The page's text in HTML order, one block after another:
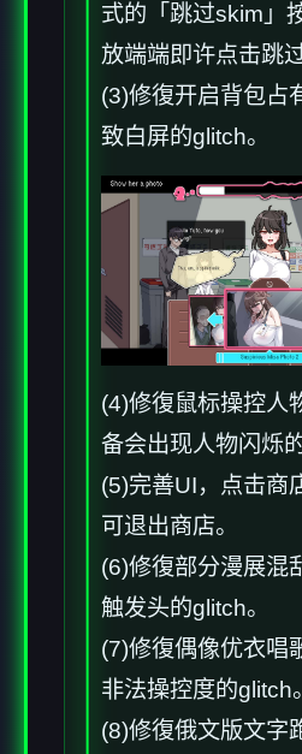
式的「跳过skim」
放端端即许点击跳过
(3)修復开启背包占
致白屏的glitch。
(4)修復鼠标操控人
备会出现人物闪烁
(5)完善UI，点击商
可退出商店。
(6)修復部分漫展混
触发头的glitch。
(7)修復偶像优衣唱
非法操控度的glitch。
(8)修復俄文版文字